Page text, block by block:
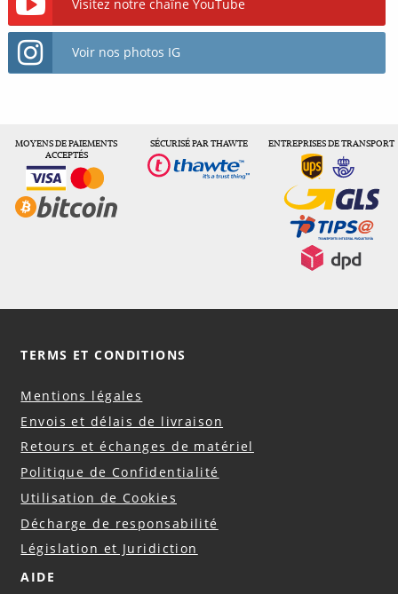
Visitez notre chaîne YouTube
Voir nos photos IG
MOYENS DE PAIEMENTS
ACCEPTÉS
SÉCURISÉ PAR THAWTE ENTREPRISES DE TRANSPORT
TERMS ET CONDITIONS
Mentions légales
Envois et délais de livraison
Retours et échanges de matériel
Politique de Confidentialité
Utilisation de Cookies
Décharge de responsabilité
Législation et Juridiction
AIDE